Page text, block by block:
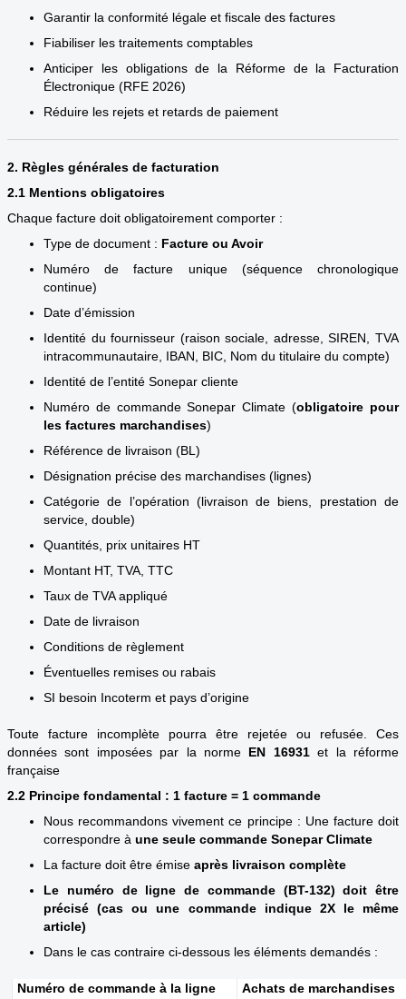
Garantir la conformité légale et fiscale des factures
Fiabiliser les traitements comptables
Anticiper les obligations de la Réforme de la Facturation
Électronique (RFE 2026)
Réduire les rejets et retards de paiement
2. Règles générales de facturation
2.1 Mentions obligatoires
Chaque facture doit obligatoirement comporter :
Type de document : Facture ou Avoir
Numéro de facture unique (séquence chronologique
continue)
Date d’émission
Identité du fournisseur (raison sociale, adresse, SIREN, TVA
intracommunautaire, IBAN, BIC, Nom du titulaire du compte)
Identité de l’entité Sonepar cliente
Numéro de commande Sonepar Climate (obligatoire pour
les factures marchandises)
Référence de livraison (BL)
Désignation précise des marchandises (lignes)
Catégorie de l’opération (livraison de biens, prestation de
service, double)
Quantités, prix unitaires HT
Montant HT, TVA, TTC
Taux de TVA appliqué
Date de livraison
Conditions de règlement
Éventuelles remises ou rabais
SI besoin Incoterm et pays d’origine
Toute facture incomplète pourra être rejetée ou refusée. Ces
données sont imposées par la norme EN 16931et la réforme
française
2.2 Principe fondamental : 1 facture = 1 commande
Nous recommandons vivement ce principe : Une facture doit
correspondre à une seule commande Sonepar Climate
La facture doit être émise après livraison complète
Le numéro de ligne de commande (BT-132) doit être
précisé (cas ou une commande indique 2X le même
article)
Dans le cas contraire ci-dessous les éléments demandés :
Numéro de commande à la ligne Achats de marchandises